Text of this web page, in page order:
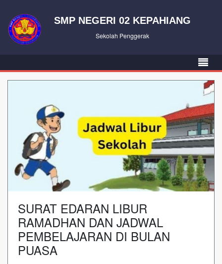
SMP NEGERI 02 KEPAHIANG
Sekolah Penggerak
SURAT EDARAN LIBUR
RAMADHAN DAN JADWAL
PEMBELAJARAN DI BULAN
PUASA